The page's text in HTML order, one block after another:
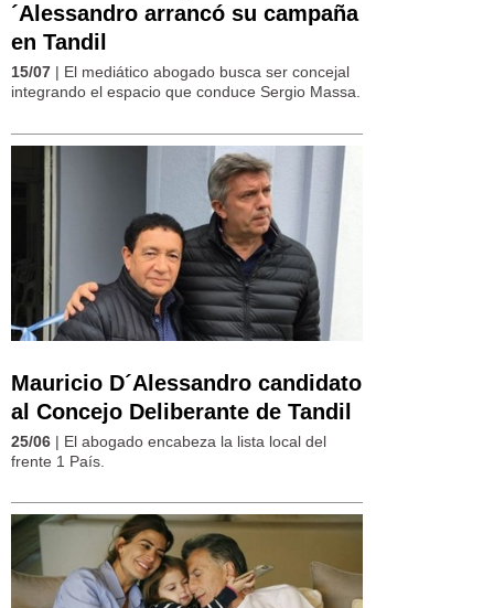
´Alessandro arrancó su campaña
en Tandil
15/07 | El mediático abogado busca ser concejal
integrando el espacio que conduce Sergio Massa.
Mauricio D´Alessandro candidato
al Concejo Deliberante de Tandil
25/06 | El abogado encabeza la lista local del
frente 1 País.